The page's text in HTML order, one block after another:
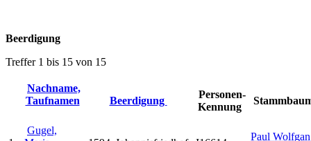
Beerdigung
Treffer 1 bis 15 von 15
Nachname,
Taufnamen
Beerdigung
Personen-
Kennung
Gugel,
Paul